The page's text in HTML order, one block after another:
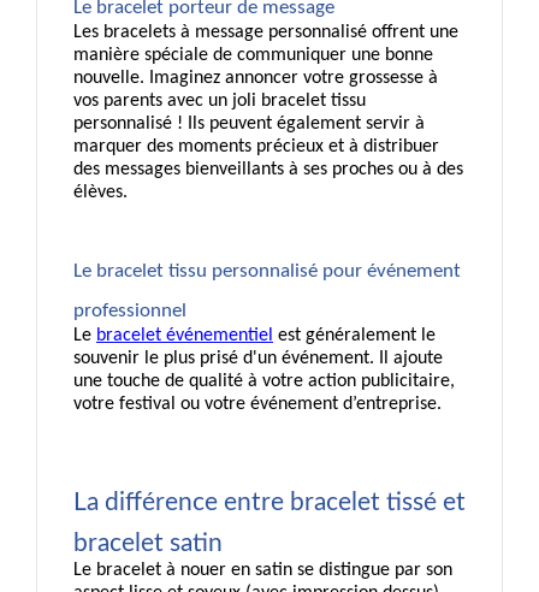
Le bracelet porteur de message
Les bracelets à message personnalisé offrent une
manière spéciale de communiquer une bonne
nouvelle. Imaginez annoncer votre grossesse à
vos parents avec un joli bracelet tissu
personnalisé ! Ils peuvent également servir à
marquer des moments précieux et à distribuer
des messages bienveillants à ses proches ou à des
élèves.
Le bracelet tissu personnalisé pour événement
professionnel
Le bracelet événementiel est généralement le
souvenir le plus prisé d'un événement. Il ajoute
une touche de qualité à votre action publicitaire,
votre festival ou votre événement d’entreprise.
La différence entre bracelet tissé et
bracelet satin
Le bracelet à nouer en satin se distingue par son